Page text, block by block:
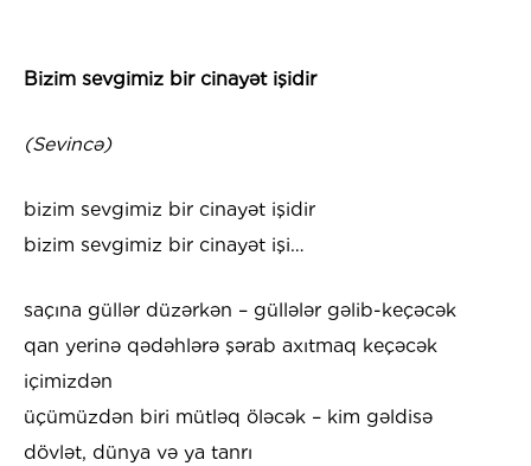
Bizim sevgimiz bir cinayət işidir
(Sevincə)
bizim sevgimiz bir cinayət işidir
bizim sevgimiz bir cinayət işi…
saçına güllər düzərkən – güllələr gəlib-keçəcək
qan yerinə qədəhlərə şərab axıtmaq keçəcək
içimizdən
üçümüzdən biri mütləq öləcək – kim gəldisə
dövlət, dünya və ya tanrı